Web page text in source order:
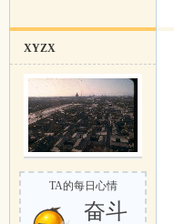
XYZX
TA的每日心情
奋斗